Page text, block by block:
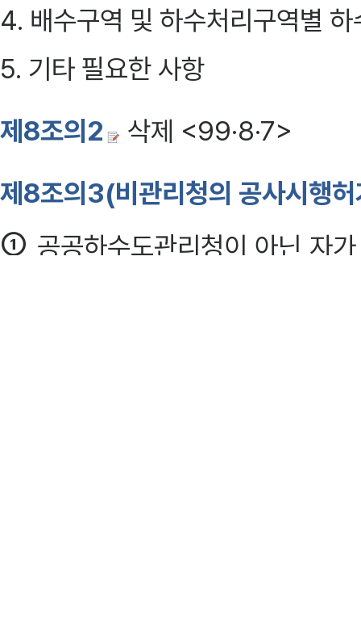
4. 배수구역 및 하수처리구역별
5. 기타 필요한 사항
제8조의2
삭제 <99·8·7>
제8조의3(비관리청의 공사시행
① 공공하수도관리청이 아닌 자